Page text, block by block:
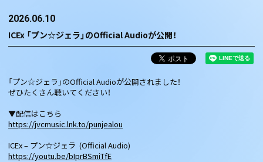
2026.06.10
ICEx 「プン☆ジェラ」のOfficial Audioが公開！
「プン☆ジェラ」のOfficial Audioが公開されました！
ぜひたくさん聴いてください！
▼配信はこちら
https://jvcmusic.lnk.to/punjealou
ICEx – プン☆ジェラ (Official Audio)
https://youtu.be/bIprBSmiTfE